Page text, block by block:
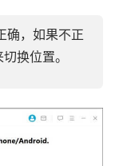
确，如果不正
换位置。